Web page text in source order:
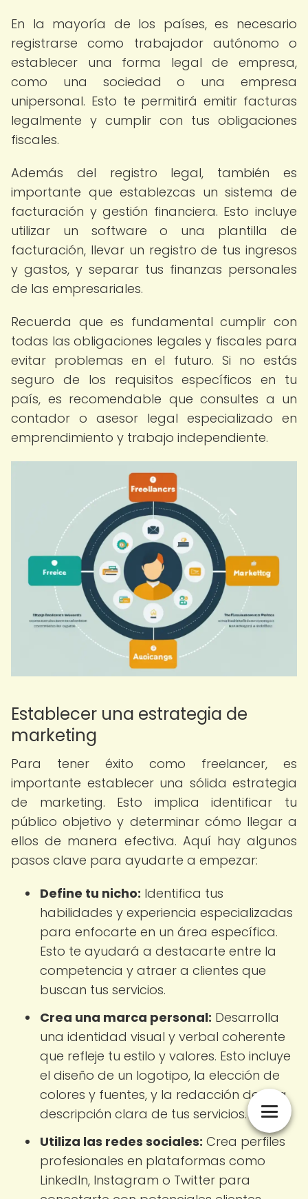
En la mayoría de los países, es necesario
registrarse como trabajador autónomo o
establecer una forma legal de empresa,
como una sociedad o una empresa
unipersonal. Esto te permitirá emitir facturas
legalmente y cumplir con tus obligaciones
fiscales.
Además del registro legal, también es
importante que establezcas un sistema de
facturación y gestión financiera. Esto incluye
utilizar un software o una plantilla de
facturación, llevar un registro de tus ingresos
y gastos, y separar tus finanzas personales
de las empresariales.
Recuerda que es fundamental cumplir con
todas las obligaciones legales y fiscales para
evitar problemas en el futuro. Si no estás
seguro de los requisitos específicos en tu
país, es recomendable que consultes a un
contador o asesor legal especializado en
emprendimiento y trabajo independiente.
Establecer una estrategia de
marketing
Para tener éxito como freelancer, es
importante establecer una sólida estrategia
de marketing. Esto implica identificar tu
público objetivo y determinar cómo llegar a
ellos de manera efectiva. Aquí hay algunos
pasos clave para ayudarte a empezar:
Define tu nicho: Identifica tus
habilidades y experiencia especializadas
para enfocarte en un área específica.
Esto te ayudará a destacarte entre la
competencia y atraer a clientes que
buscan tus servicios.
Crea una marca personal: Desarrolla
una identidad visual y verbal coherente
que refleje tu estilo y valores. Esto incluye
el diseño de un logotipo, la elección de
colores y fuentes, y la redacción de una
descripción clara de tus servicios.
Utiliza las redes sociales: Crea perfiles
profesionales en plataformas como
LinkedIn, Instagram o Twitter para